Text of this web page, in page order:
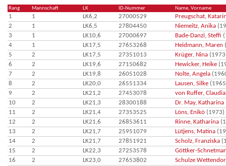
Rang Mannschaft LK ID-Nummer Name, Vorname
1 1 LK6,2 27000529
Preugschat,
2
1 LK6,5 27804450 Niemeitz, Anika
3
1 LK10,6 27000697 Bade-Danzi, Steffi
4
1 LK17,5 27653268 Heidmann, Maren
5
2 LK17,5 27351013 Krüger, Nina
6
2 LK19,6 27150682 Hewicker, Heike
7
2 LK19,8 26051028 Nolte, Angela
8
2 LK20,0 26551334 Lausen, Silke
9
2 LK21,2 27453078 von Ruffer, Claudia
10
2 LK21,3 28300188 Dr. May, Katharina
11
2 LK21,4 27353525 Löns, Enikö (1973)
12
2 LK21,6 26853611 Rinne, Katharina
13
2 LK21,7 25951079 Lütjens, Matina
14
2 LK21,7 27851921 Scholz, Franziska
15
2 LK22,3 27253578
Göttker-
16
2 LK23,0 27653802
Schulze